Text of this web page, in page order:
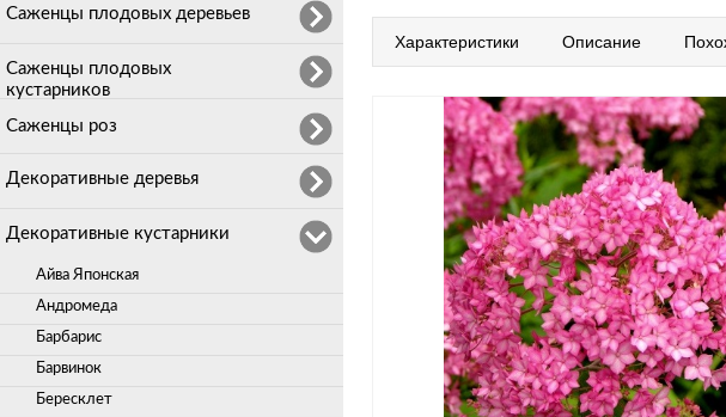
Cаженцы плодовых деревьев
Саженцы плодовых
кустарников
Саженцы роз
Декоративные деревья
Декоративные кустарники
Айва Японская
Андромеда
Барбарис
Барвинок
Бересклет
Характеристики Описание